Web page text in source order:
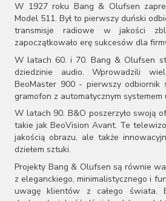
W 1927 roku Bang & Olufsen
Model 511. Był to pierwszy duński
transmisje radiowe w jakości
zapoczątkowało erę sukcesów dla
W latach 60. i 70. Bang & Olufsen
dziedzinie audio. Wprowadzili
BeoMaster 900 - pierwszy
gramofon z automatycznym systemem
W latach 90. B&O poszerzyło swoją
takie jak BeoVision Avant. Te
jakością obrazu, ale także
dziełem sztuki.
Projekty Bang & Olufsen są równie
z eleganckiego, minimalistycznego i
uwagę klientów z całego świata.